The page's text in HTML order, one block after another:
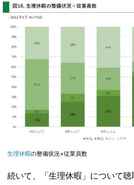
生理休暇の整備状況×従業員数
続いて、「生理休暇」について